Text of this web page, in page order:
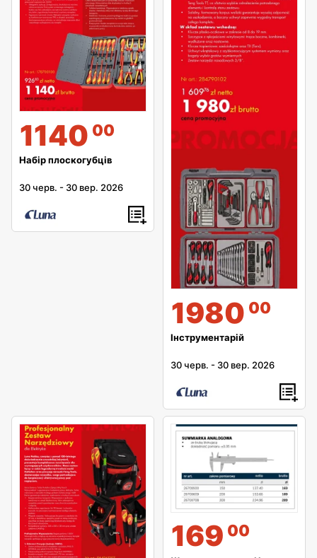
1140 00
Набір плоскогубців
30 черв. - 30 вер. 2026
1980 00
Інструментарій
30 черв. - 30 вер. 2026
169 00